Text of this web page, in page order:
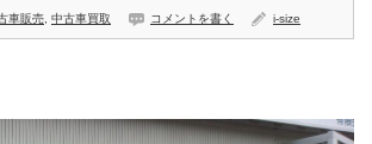
車販売 中古車買取 コメントを書く i-size